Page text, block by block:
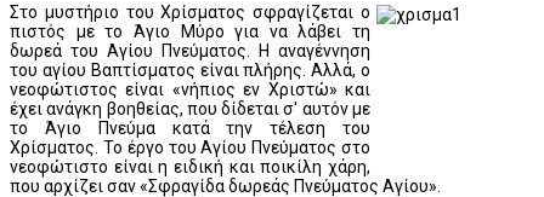
Στο μυστήριο του Χρίσματος σφραγίζεται ο
πιστός με το Άγιο Μύρο για να λάβει τη
δωρεά του Αγίου Πνεύματος. Η αναγέννηση
του αγίου Βαπτίσματος είναι πλήρης. Αλλά, ο
νεοφώτιστος είναι «νήπιος εν Χριστώ» και
έχει ανάγκη βοηθείας, που δίδεται σ' αυτόν με
το Άγιο Πνεύμα κατά την τέλεση του
Χρίσματος. Το έργο του Αγίου Πνεύματος στο
νεοφώτιστο είναι η ειδική και ποικίλη χάρη,
που αρχίζει σαν «Σφραγίδα δωρεάς Πνεύματος Αγίου».